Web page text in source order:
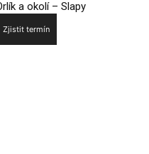
a okolí – Slapy
Zjistit termín